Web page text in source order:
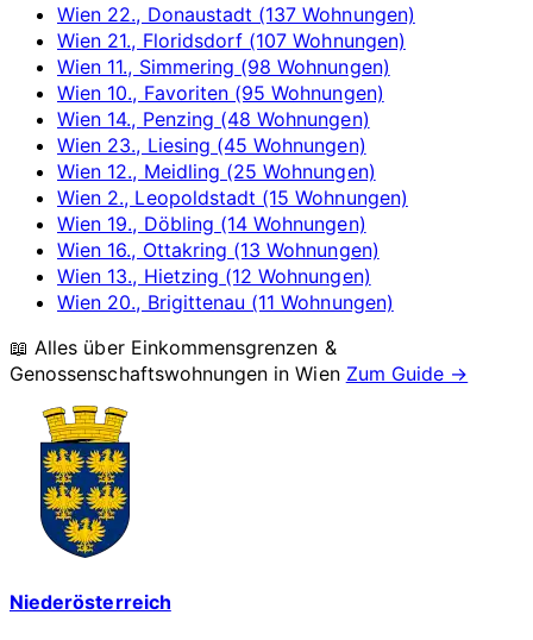
Wien 22., Donaustadt (137 Wohnungen)
Wien 21., Floridsdorf (107 Wohnungen)
Wien 11., Simmering (98 Wohnungen)
Wien 10., Favoriten (95 Wohnungen)
Wien 14., Penzing (48 Wohnungen)
Wien 23., Liesing (45 Wohnungen)
Wien 12., Meidling (25 Wohnungen)
Wien 2., Leopoldstadt (15 Wohnungen)
Wien 19., Döbling (14 Wohnungen)
Wien 16., Ottakring (13 Wohnungen)
Wien 13., Hietzing (12 Wohnungen)
Wien 20., Brigittenau (11 Wohnungen)
📖 Alles über Einkommensgrenzen &
Genossenschaftswohnungen inWien Zum Guide →
Niederösterreich